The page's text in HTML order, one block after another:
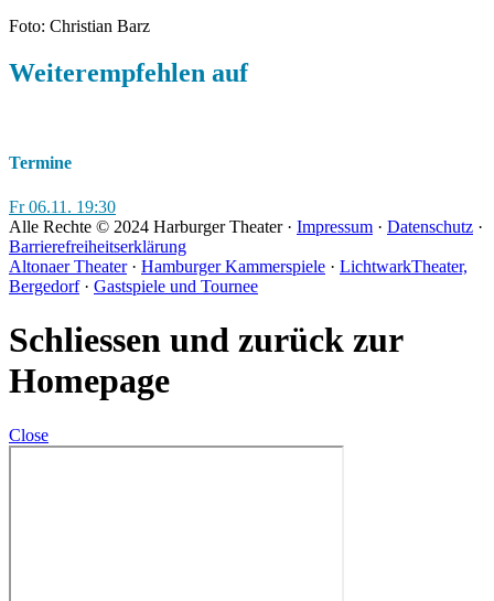
Foto: Christian Barz
Weiterempfehlen auf
Termine
Fr 06.11. 19:30
Alle Rechte © 2024 Harburger Theater · Impressum · Datenschutz ·
Barrierefreiheitserklärung
Altonaer Theater· Hamburger Kammerspiele · LichtwarkTheater,
Bergedorf· Gastspiele und Tournee
Schliessen und zurück zur
Homepage
Close